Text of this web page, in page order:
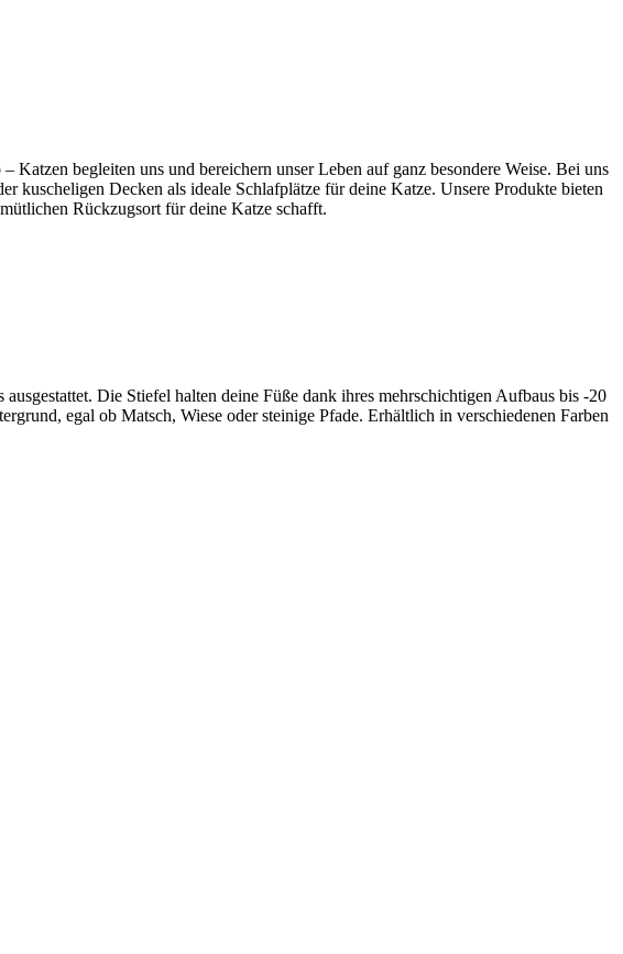
begleiten uns und bereichern unser Leben auf ganz besondere Weise. Bei uns
kuscheligen Decken als ideale Schlafplätze für deine Katze. Unsere Produkte bieten
Rückzugsort für deine Katze schafft.
Die Stiefel halten deine Füße dank ihres mehrschichtigen Aufbaus bis -20
egal ob Matsch, Wiese oder steinige Pfade. Erhältlich in verschiedenen Farben